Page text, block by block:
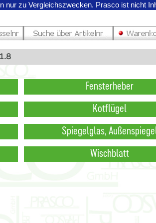
nur zu Vergleichszwecken. Prasco ist nicht
1.8
Fensterheber
Kotflügel
Spiegelglas,
Wischblatt